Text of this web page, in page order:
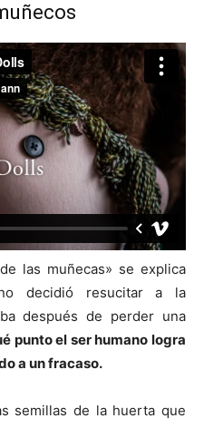
las muñecas» se explica
decidió resucitar a la
después de perder una
punto el ser humano logra
a un fracaso.
semillas de la huerta que